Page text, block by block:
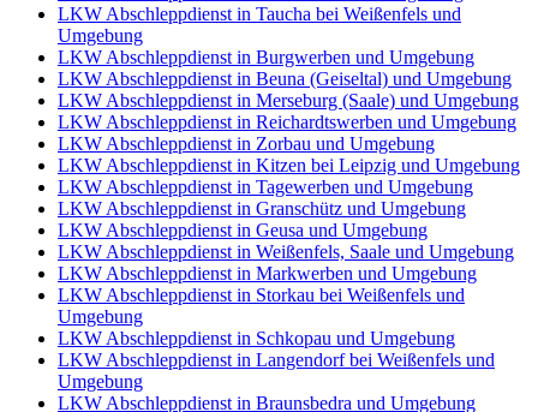
LKW Abschleppdienst in Taucha bei Weißenfels und
Umgebung
LKW Abschleppdienst in Burgwerben und Umgebung
LKW Abschleppdienst in Beuna (Geiseltal) und Umgebung
LKW Abschleppdienst in Merseburg (Saale) und Umgebung
LKW Abschleppdienst in Reichardtswerben und Umgebung
LKW Abschleppdienst in Zorbau und Umgebung
LKW Abschleppdienst in Kitzen bei Leipzig und Umgebung
LKW Abschleppdienst in Tagewerben und Umgebung
LKW Abschleppdienst in Granschütz und Umgebung
LKW Abschleppdienst in Geusa und Umgebung
LKW Abschleppdienst in Weißenfels, Saale und Umgebung
LKW Abschleppdienst in Markwerben und Umgebung
LKW Abschleppdienst in Storkau bei Weißenfels und
Umgebung
LKW Abschleppdienst in Schkopau und Umgebung
LKW Abschleppdienst in Langendorf bei Weißenfels und
Umgebung
LKW Abschleppdienst in Braunsbedra und Umgebung